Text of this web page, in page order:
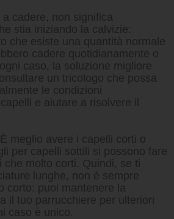
cadere, non significa
stia iniziando la calvizie:
che esiste una quantità normale
cadere quotidianamente o
caso, la soluzione migliore
un tricologo che possa
le condizioni
e aiutare a risolvere il
È meglio avere i capelli corti o
per capelli sottili si possono fare
molto corti. Quindi, se ti
lunghe, non è sempre
corto: puoi mantenere la
il tuo parrucchiere per ulteriori
caso è unico.